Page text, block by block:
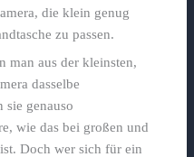
die klein genug
zu passen.
man aus der kleinsten,
dasselbe
sie genauso
wie das bei großen und
Doch wer sich für ein